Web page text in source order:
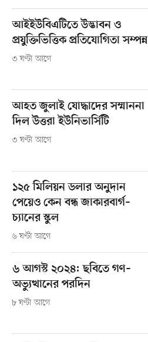
আইইউবিএটিতে উদ্ভাবন ও
প্রযুক্তিভিত্তিক প্রতিযোগিতা সম্পন্ন
৩ ঘণ্টা আগে
আহত জুলাই যোদ্ধাদের সম্মাননা
দিল উত্তরা ইউনিভার্সিটি
৩ ঘণ্টা আগে
১২৫ মিলিয়ন ডলার অনুদান
পেয়েও কেন বন্ধ জাকারবার্গ–
চ্যানের স্কুল
৬ ঘণ্টা আগে
৬ আগস্ট ২০২৪: ছবিতে গণ–
অভ্যুত্থানের পরদিন
৮ ঘণ্টা আগে